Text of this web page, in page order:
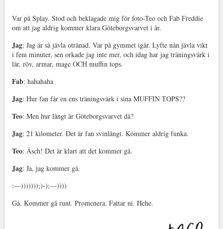
Var på Splay. Stod och beklagade mig för foto-Teo och Fab Freddie
om att jag aldrig kommer klara Göteborgsvarvet i år.
Jag: Jag är så jävla otränad. Var på gymmet igår. Lyfte nån jävla vikt
i fem minuter, sen orkade jag inte mer, och idag har jag träningsvärk i
lår, röv, armar, mage OCH muffin tops.
Fab: hahahaha
Jag: Hur fan får en ens träningsvärk i sina MUFFIN TOPS??
Teo: Men hur långt är Göteborgsvarvet då?
Jag: 21 kilometer. Det är fan svinlångt. Kommer aldrig funka.
Teo: Äsch! Det är klart att det kommer gå.
Jag: Ja, jag kommer gå.
:—)))))));)-);—))))
Gå. Kommer gå runt. Promenera. Fattar ni. Hehe.